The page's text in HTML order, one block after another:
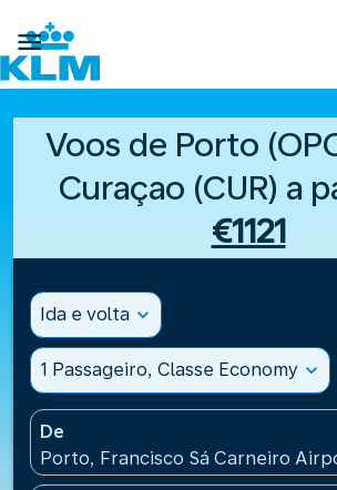

Voos de Porto
Curaçao (CUR) a
€1121
Ida e volta expand_more
1 Passageiro, Classe Economy expand_more
De
Porto, Francisco Sá Carneiro